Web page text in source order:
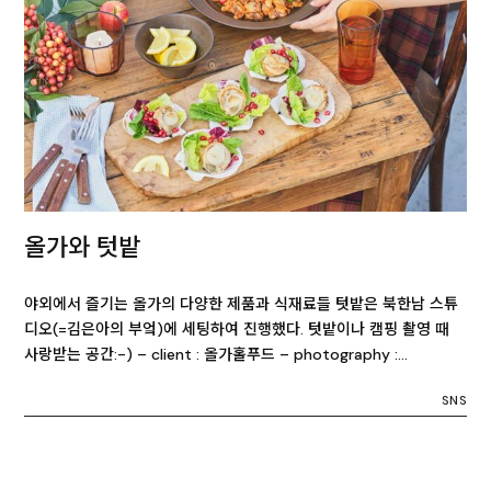
올가와 텃밭
야외에서 즐기는 올가의 다양한 제품과 식재료들 텃밭은 북한남 스튜
디오(=김은아의 부엌)에 세팅하여 진행했다. 텃밭이나 캠핑 촬영 때
사랑받는 공간:-) – client : 올가홀푸드 – photography :…
SNS